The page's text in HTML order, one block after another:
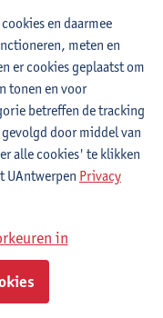
en daarmee
meten en
er cookies geplaatst om
tonen en voor
betreffen de tracking
door middel van
alle cookies' te klikken
UAntwerpen Privacy
in